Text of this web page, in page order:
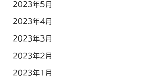
2023年5月
2023年4月
2023年3月
2023年2月
2023年1月